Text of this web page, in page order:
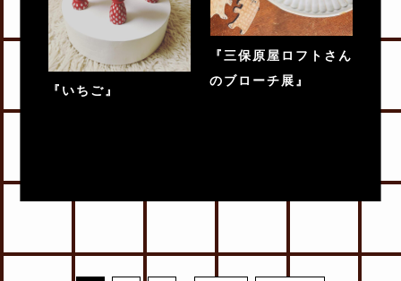
『いちご』
『三保原屋ロフトさん
のブローチ展』